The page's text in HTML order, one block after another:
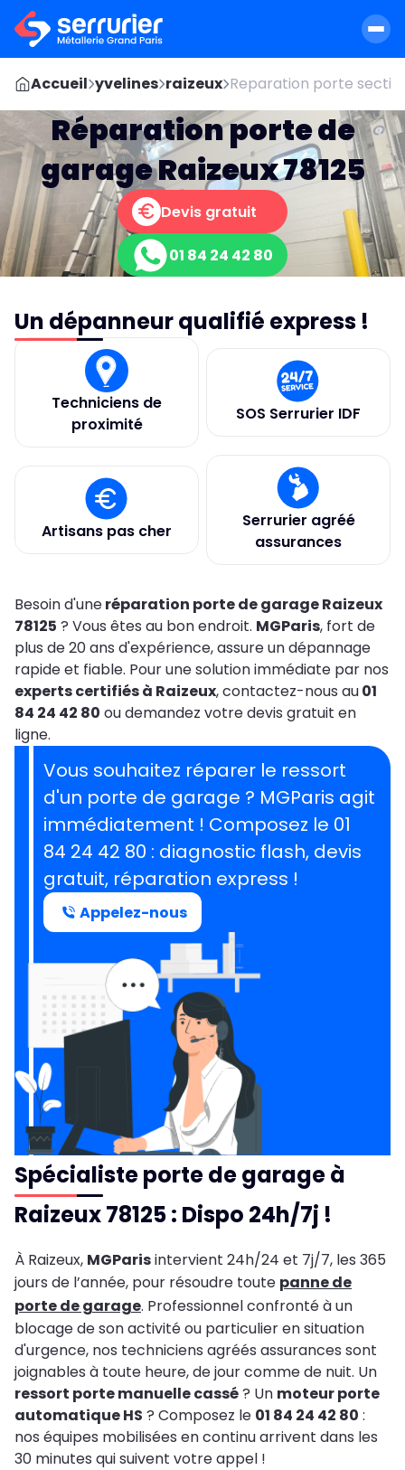
Accueil yvelines raizeux Reparation porte
Réparation porte de
garage Raizeux 78125
Devis gratuit
01 84 24 42 80
Un dépanneur qualifié express !
Techniciens de
proximité
SOS Serrurier IDF
Artisans pas cher
Serrurier agréé
assurances
Besoin d'uneréparation porte de garage Raizeux
78125 ? Vous êtes au bon endroit. MGParis, fort de
plus de 20 ans d'expérience, assure un dépannage
rapide et fiable. Pour une solution immédiate par nos
experts certifiés à Raizeux, contactez-nous au01
84 24 42 80 ou demandez votre devis gratuit en
ligne.
Vous souhaitez réparer le ressort
d'un porte de garage ? MGParis agit
immédiatement ! Composez le 01
84 24 42 80 : diagnostic flash, devis
gratuit, réparation express !
Appelez-nous
Spécialiste porte de garage à
Raizeux 78125 : Dispo 24h/7j !
À Raizeux, MGParisintervient 24h/24 et 7j/7, les 365
jours de l’année, pour résoudre toute panne de
porte de garage. Professionnel confronté à un
blocage de son activité ou particulier en situation
d'urgence, nos techniciens agréés assurances sont
joignables à toute heure, de jour comme de nuit. Un
ressort porte manuelle cassé? Un moteur porte
automatique HS ? Composez le 01 84 24 42 80 :
nos équipes mobilisées en continu arrivent dans les
30 minutes qui suivent votre appel !